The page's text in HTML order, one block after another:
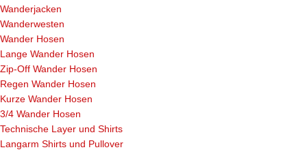
Wanderjacken
Wanderwesten
Wander Hosen
Lange Wander Hosen
Zip-Off Wander Hosen
Regen Wander Hosen
Kurze Wander Hosen
3/4 Wander Hosen
Technische Layer und Shirts
Langarm Shirts und Pullover